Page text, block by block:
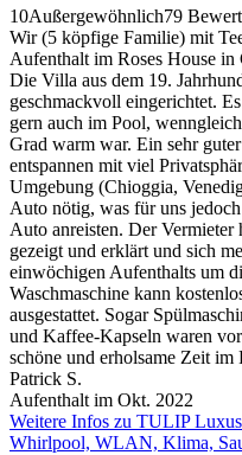
10Außergewöhnlich79
Wir (5 köpfige Familie) mit
Aufenthalt im Roses House in
Die Villa aus dem 19.
geschmackvoll eingerichtet.
gern auch im Pool,
Grad warm war. Ein sehr
entspannen mit viel
Umgebung (Chioggia,
Auto nötig, was für uns
Auto anreisten. Der Vermieter
gezeigt und erklärt und sich
einwöchigen Aufenthalts um
Waschmaschine kann
ausgestattet. Sogar
und Kaffee-Kapseln waren
schöne und erholsame Zeit im
Patrick S.
Aufenthalt im Okt. 2022
Weitere Infos zu TULIP
Whirlpool, WLAN, Klima,